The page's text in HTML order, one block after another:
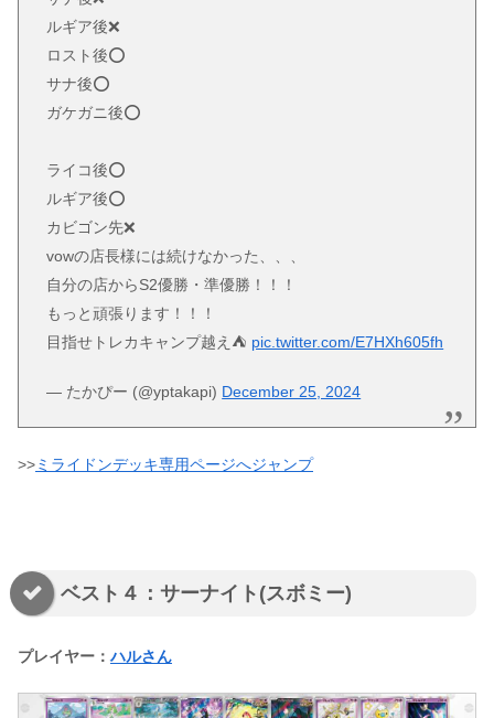
ルギア後❌
ロスト後⭕️
サナ後⭕️
ガケガニ後⭕️
ライコ後⭕️
ルギア後⭕️
カビゴン先❌
vowの店長様には続けなかった、、、
自分の店からS2優勝・準優勝！！！
もっと頑張ります！！！
目指せトレカキャンプ越え⛺️ pic.twitter.com/E7HXh605fh
— たかぴー (@yptakapi) December 25, 2024
>>ミライドンデッキ専用ページへジャンプ
ベスト４：サーナイト(スボミー)
プレイヤー：ハルさん